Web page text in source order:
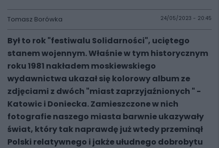
Tomasz Borówka 24/05/2023 - 20:45
Był to rok "festiwalu Solidarności", uciętego
stanem wojennym. Właśnie w tym historycznym
roku 1981 nakładem moskiewskiego
wydawnictwa ukazał się kolorowy album ze
zdjęciami z dwóch "miast zaprzyjaźnionych " -
Katowic i Doniecka. Zamieszczone w nich
fotografie naszego miasta barwnie ukazywały
świat, który tak naprawdę już wtedy przeminął
Polski relatywnego i jakże ułudnego dobrobytu